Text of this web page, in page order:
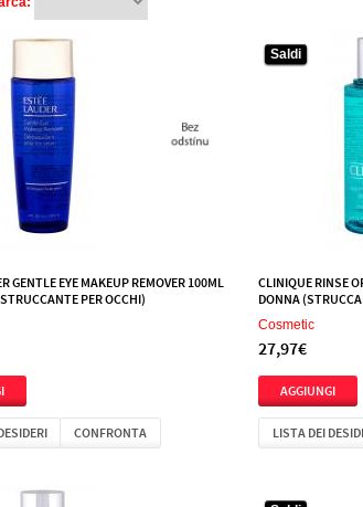
GENTLE EYE MAKEUP REMOVER 100ML
PER OCCHI)
CONFRONTA
Saldi
Saldi
CLINIQUE RINSE
DONNA
Cosmetic
27,97€
LISTA DEI